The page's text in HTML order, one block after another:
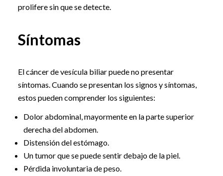
prolifere sin que se detecte.
Síntomas
El cáncer de vesícula biliar puede no presentar
síntomas. Cuando se presentan los signos y síntomas,
estos pueden comprender los siguientes:
Dolor abdominal, mayormente en la parte superior
derecha del abdomen.
Distensión del estómago.
Un tumor que se puede sentir debajo de la piel.
Pérdida involuntaria de peso.